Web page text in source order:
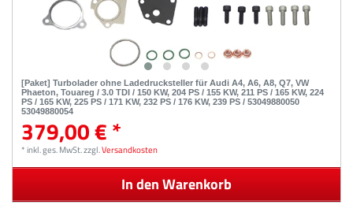
[Paket] Turbolader ohne Ladedrucksteller für Audi A4, A6, A8, Q7, VW
Phaeton, Touareg / 3.0 TDI / 150 KW, 204 PS / 155 KW, 211 PS / 165 KW, 224
PS / 165 KW, 225 PS / 171 KW, 232 PS / 176 KW, 239 PS / 53049880050
53049880054
379,00 € *
*inkl. ges. MwSt.zzgl.Versandkosten
In den Warenkorb